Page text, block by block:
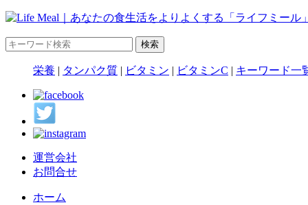
栄養 | タンパク質 | ビタミン | ビタミンC | キーワード一
運営会社
お問合せ
ホーム